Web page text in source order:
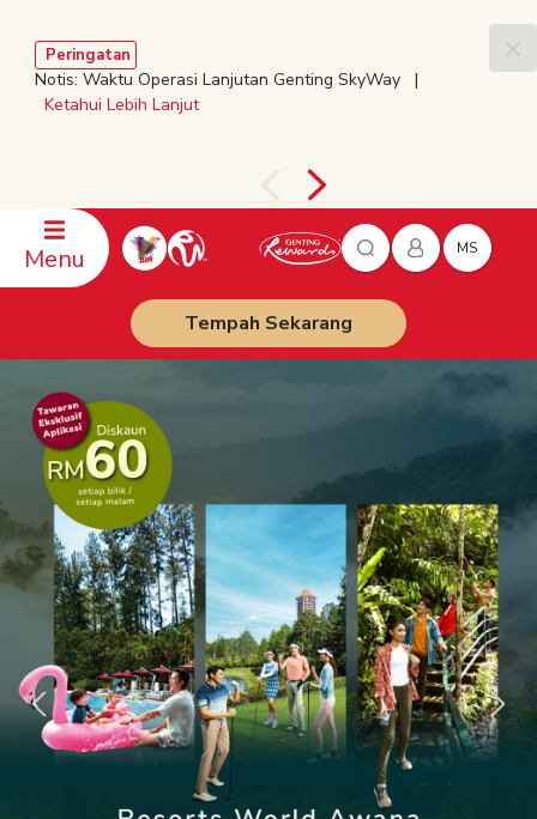
Peringatan
Notis: Waktu Operasi Lanjutan Genting SkyWay |
Ketahui Lebih Lanjut
Menu MS
Tempah Sekarang